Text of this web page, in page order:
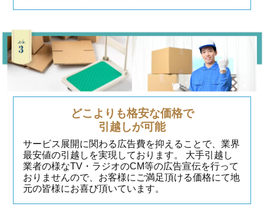
どこよりも格安な価格で
引越しが可能
サービス展開に関わる広告費を抑えることで、業界
最安値の引越しを実現しております。 大手引越し
業者の様なTV・ラジオのCM等の広告宣伝を行って
おりませんので、お客様にご満足頂ける価格にて地
元の皆様にお喜び頂いています。